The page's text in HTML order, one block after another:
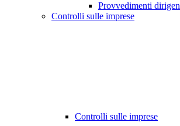
Provvedimenti
Controlli sulle imprese
Controlli sulle imprese